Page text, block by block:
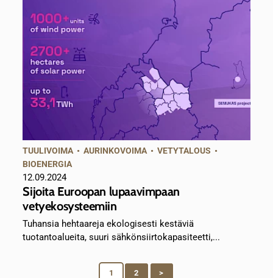
TUULIVOIMA •AURINKOVOIMA •VETYTALOUS •
BIOENERGIA
12.09.2024
Sijoita Euroopan lupaavimpaan
vetyekosysteemiin
Tuhansia hehtaareja ekologisesti kestäviä
tuotantoalueita, suuri sähkönsiirtokapasiteetti,...
1 2 >